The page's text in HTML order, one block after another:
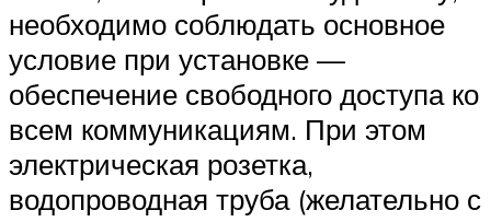
необходимо соблюдать основное
условие при установке —
обеспечение свободного доступа ко
всем коммуникациям. При этом
электрическая розетка,
водопроводная труба (желательно с